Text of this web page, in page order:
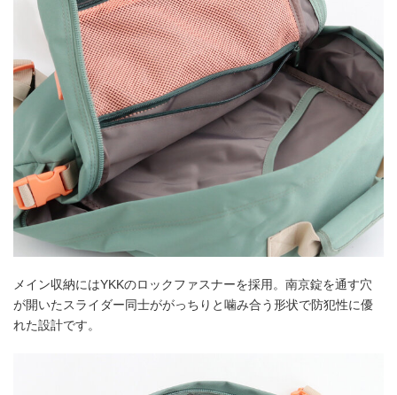
メイン収納にはYKKのロックファスナーを採用。南京錠を通す穴
が開いたスライダー同士ががっちりと噛み合う形状で防犯性に優
れた設計です。